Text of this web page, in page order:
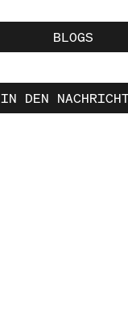
BLOGS
IN DEN